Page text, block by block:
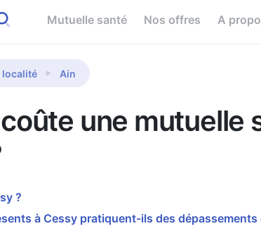
Mutuelle santé Nos offres A
localité Ain
une mutuelle
?
à Cessy pratiquent-ils des